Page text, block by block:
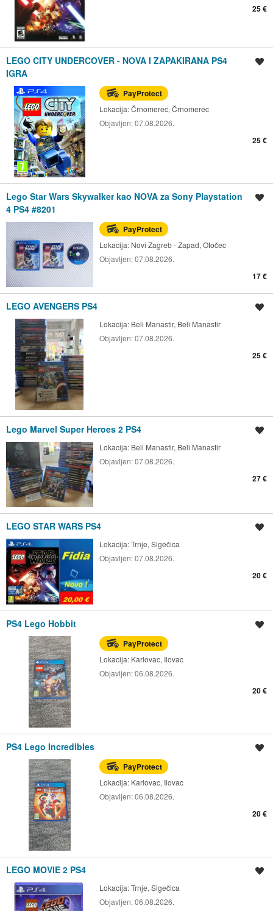
25 €
LEGO CITY UNDERCOVER - NOVA I ZAPAKIRANA PS4
IGRA
PayProtect
Lokacija:Črnomerec, Črnomerec
Objavljen:07.08.2026.
25 €
Lego Star Wars Skywalker kao NOVA za Sony Playstation
4 PS4 #8201
PayProtect
Lokacija: Novi Zagreb - Zapad, Otočec
Objavljen:07.08.2026.
17 €
LEGO AVENGERS PS4
Lokacija: Beli Manastir, Beli Manastir
Objavljen:07.08.2026.
25 €
Lego Marvel Super Heroes 2 PS4
Lokacija: Beli Manastir, Beli Manastir
Objavljen:07.08.2026.
27 €
LEGO STAR WARS PS4
Lokacija:Trnje, Sigečica
Objavljen:07.08.2026.
20 €
PS4 Lego Hobbit
PayProtect
Lokacija: Karlovac, Ilovac
Objavljen:06.08.2026.
20 €
PS4 Lego Incredibles
PayProtect
Lokacija: Karlovac, Ilovac
Objavljen:06.08.2026.
20 €
LEGO MOVIE 2 PS4
Lokacija:Trnje, Sigečica
Objavljen:06.08.2026.